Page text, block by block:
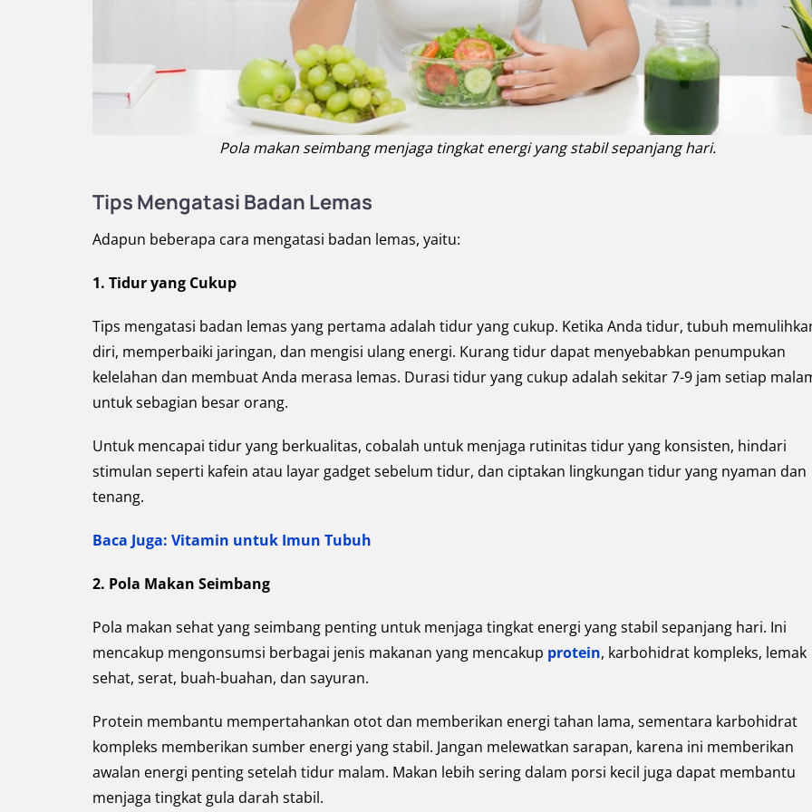
Pola makan seimbang menjaga tingkat energi yang stabil sepanjang hari.
Tips Mengatasi Badan Lemas
Adapun beberapa cara mengatasi badan lemas, yaitu:
1. Tidur yang Cukup
Tips mengatasi badan lemas yang pertama adalah tidur yang cukup. Ketika Anda tidur, tubuh
diri, memperbaiki jaringan, dan mengisi ulang energi. Kurang tidur dapat menyebabkan penumpukan
kelelahan dan membuat Anda merasa lemas. Durasi tidur yang cukup adalah sekitar 7-9 jam setiap
untuk sebagian besar orang.
Untuk mencapai tidur yang berkualitas, cobalah untuk menjaga rutinitas tidur yang konsisten, hindari
stimulan seperti kafein atau layar gadget sebelum tidur, dan ciptakan lingkungan tidur yang nyaman dan
tenang.
Baca Juga: Vitamin untuk Imun Tubuh
2. Pola Makan Seimbang
Pola makan sehat yang seimbang penting untuk menjaga tingkat energi yang stabil sepanjang hari. Ini
mencakup mengonsumsi berbagai jenis makanan yang mencakup protein, karbohidrat kompleks, lemak
sehat, serat, buah-buahan, dan sayuran.
Protein membantu mempertahankan otot dan memberikan energi tahan lama, sementara karbohidrat
kompleks memberikan sumber energi yang stabil. Jangan melewatkan sarapan, karena ini memberikan
awalan energi penting setelah tidur malam. Makan lebih sering dalam porsi kecil juga dapat membantu
menjaga tingkat gula darah stabil.